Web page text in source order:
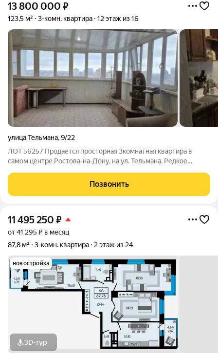
13 800 000 ₽
123,5 м² 3-комн. квартира 12 этаж из 16
улица Тельмана,9/22
ЛОТ 56257 Продаётся просторная 3комнатная квартира в
самом центре Ростова-на-Дону, на ул. Тельмана. Редкое
большая закрытая терраса 50,5 м с панорамным видом на
Позвонить
11 495 250 ₽
от 41 295 ₽ в месяц
87,8 м²
3-комн. квартира 2 этаж из 24
новостройка
3D-тур